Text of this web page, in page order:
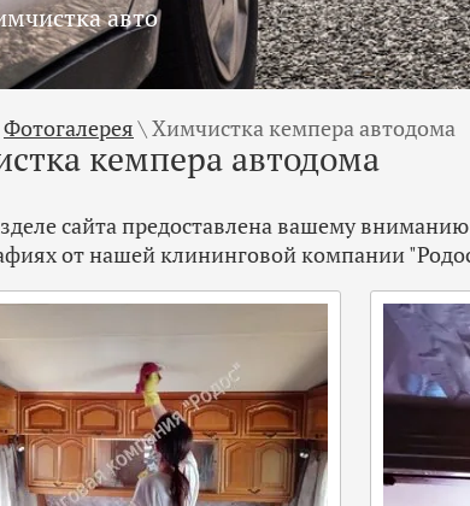
авто
Фотогалерея\Химчистка кемпера автодома
кемпера автодома
сайта предоставлена вашему
от нашей клининговой компании